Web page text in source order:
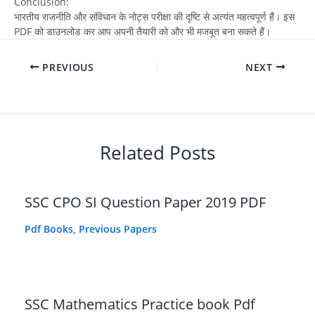
भारतीय राजनीति और संविधान के नोट्स परीक्षा की दृष्टि से अत्यंत महत्वपूर्ण हैं। इस
PDF को डाउनलोड कर आप अपनी तैयारी को और भी मजबूत बना सकते हैं।
PREVIOUS NEXT
Related Posts
SSC CPO SI Question Paper 2019 PDF
Pdf Books, Previous Papers
SSC Mathematics Practice book Pdf